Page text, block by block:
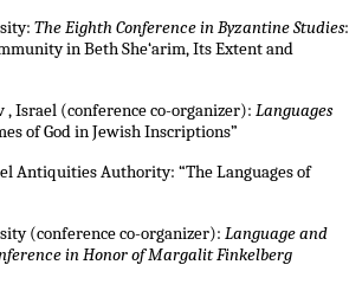
The Eighth Conference in Byzantine Studies:
in Beth She‘arim, Its Extent and
, Israel (conference co-organizer): Languages
of God in Jewish Inscriptions”
Antiquities Authority: “The Languages of
(conference co-organizer): Language and
in Honor of Margalit Finkelberg